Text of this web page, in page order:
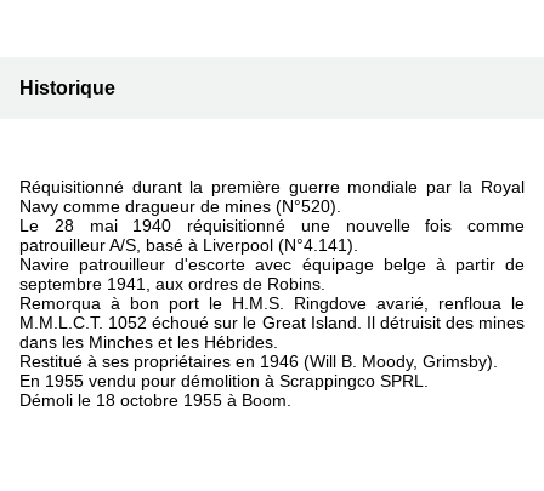
Historique
Réquisitionné durant la première guerre mondiale par la Royal
Navy comme dragueur de mines (N°520).
Le 28 mai 1940 réquisitionné une nouvelle fois comme
patrouilleur A/S, basé à Liverpool (N°4.141).
Navire patrouilleur d'escorte avec équipage belge à partir de
septembre 1941, aux ordres de Robins.
Remorqua à bon port le H.M.S. Ringdove avarié, renfloua le
M.M.L.C.T. 1052 échoué sur le Great Island. Il détruisit des mines
dans les Minches et les Hébrides.
Restitué à ses propriétaires en 1946 (Will B. Moody, Grimsby).
En 1955 vendu pour démolition à Scrappingco SPRL.
Démoli le 18 octobre 1955 à Boom.